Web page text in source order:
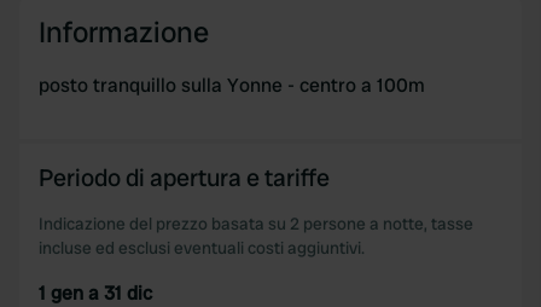
Informazione
posto tranquillo sulla Yonne - centro a 100m
Periodo di apertura e tariffe
Indicazione del prezzo basata su 2 persone a notte, tasse
incluse ed esclusi eventuali costi aggiuntivi.
1 gen a 31 dic